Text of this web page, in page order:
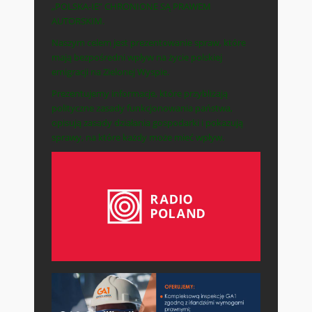
„POLSKA-IE” CHRONIONE SĄ PRAWEM
AUTORSKIM.
Naszym celem jest prezentowanie spraw, które
mają bezpośredni wpływ na życie polskiej
emigracji na Zielonej Wyspie.
Prezentujemy informacje, które przybliżają
polityczne zasady funkcjonowania państwa,
opisują zasady działania gospodarki i pokazują
sprawy, na które każdy może mieć wpływ.